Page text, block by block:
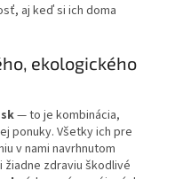
aj keď si ich doma
ekologického
— to je kombinácia,
ponuky. Všetky ich pre
v nami navrhnutom
žiadne zdraviu škodlivé